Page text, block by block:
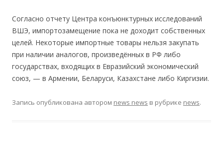
Согласно отчету Центра конъюнктурных исследований
ВШЭ, импортозамещение пока не доходит собственных
целей. Некоторые импортные товары нельзя закупать
при наличии аналогов, произведённых в РФ либо
государствах, входящих в Евразийский экономический
союз, — в Армении, Беларуси, Казахстане либо Киргизии.
Запись опубликована автором news news в рубрике news.